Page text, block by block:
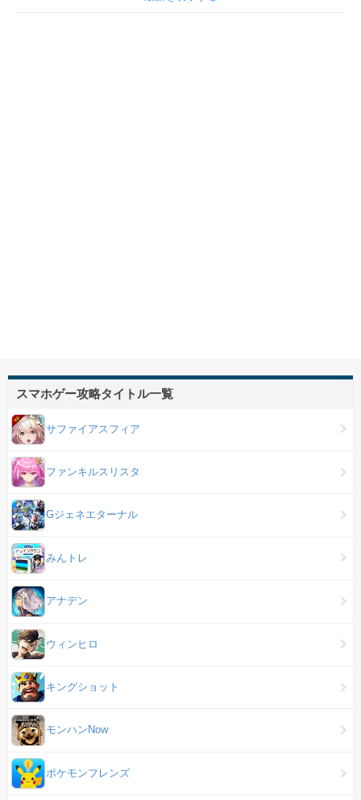
スマホゲー攻略タイトル一覧
サファイアスフィア
ファンキルスリスタ
Gジェネエターナル
みんトレ
アナデン
ウィンヒロ
キングショット
モンハンNow
ポケモンフレンズ